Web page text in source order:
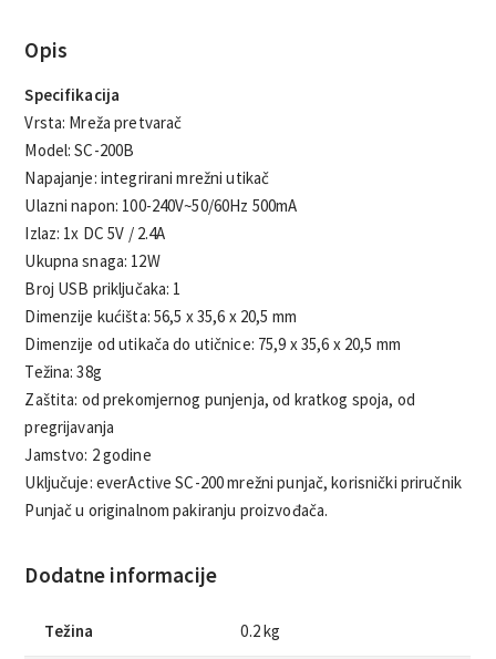
Opis
Specifikacija
Vrsta: Mreža pretvarač
Model: SC-200B
Napajanje: integrirani mrežni utikač
Ulazni napon: 100-240V~50/60Hz 500mA
Izlaz: 1x DC 5V / 2.4A
Ukupna snaga: 12W
Broj USB priključaka: 1
Dimenzije kućišta: 56,5 x 35,6 x 20,5 mm
Dimenzije od utikača do utičnice: 75,9 x 35,6 x 20,5 mm
Težina: 38g
Zaštita: od prekomjernog punjenja, od kratkog spoja, od
pregrijavanja
Jamstvo: 2 godine
Uključuje: everActive SC-200 mrežni punjač, ​​korisnički priručnik
Punjač u originalnom pakiranju proizvođača.
Dodatne informacije
Težina 0.2 kg